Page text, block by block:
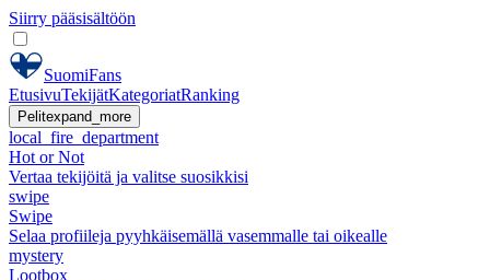
Siirry pääsisältöön
SuomiFans
EtusivuTekijätKategoriatRanking
Pelitexpand_more
local_fire_department
Hot or Not
Vertaa tekijöitä ja valitse suosikkisi
swipe
Swipe
Selaa profiileja pyyhkäisemällä vasemmalle tai oikealle
mystery
Lootbox